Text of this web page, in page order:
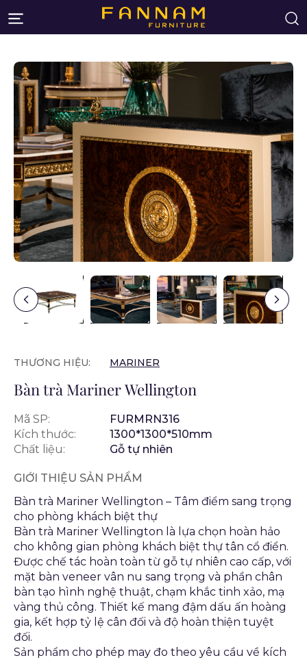
THƯƠNG HIỆU: MARINER
Bàn trà Mariner Wellington
Mã SP:
FURMRN316
Kích thước:
1300*1300*510mm
Chất liệu:
Gỗ tự nhiên
GIỚI THIỆU SẢN PHẨM
Bàn trà Mariner Wellington – Tâm điểm sang trọng
cho phòng khách biệt thự
Bàn trà Mariner Wellington là lựa chọn hoàn hảo
cho không gian phòng khách biệt thự tân cổ điển.
Được chế tác hoàn toàn từ gỗ tự nhiên cao cấp, với
mặt bàn veneer vân nu sang trọng và phần chân
bàn tạo hình nghệ thuật, chạm khắc tinh xảo, mạ
vàng thủ công. Thiết kế mang đậm dấu ấn hoàng
gia, kết hợp tỷ lệ cân đối và độ hoàn thiện tuyệt
đối.
Sản phẩm cho phép may đo theo yêu cầu về kích